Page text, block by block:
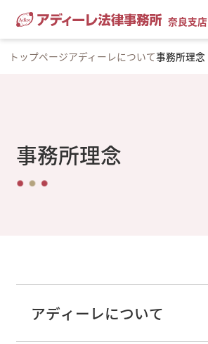
奈良支店
トップページアディーレについて事務所理念
事務所理念
アディーレについて